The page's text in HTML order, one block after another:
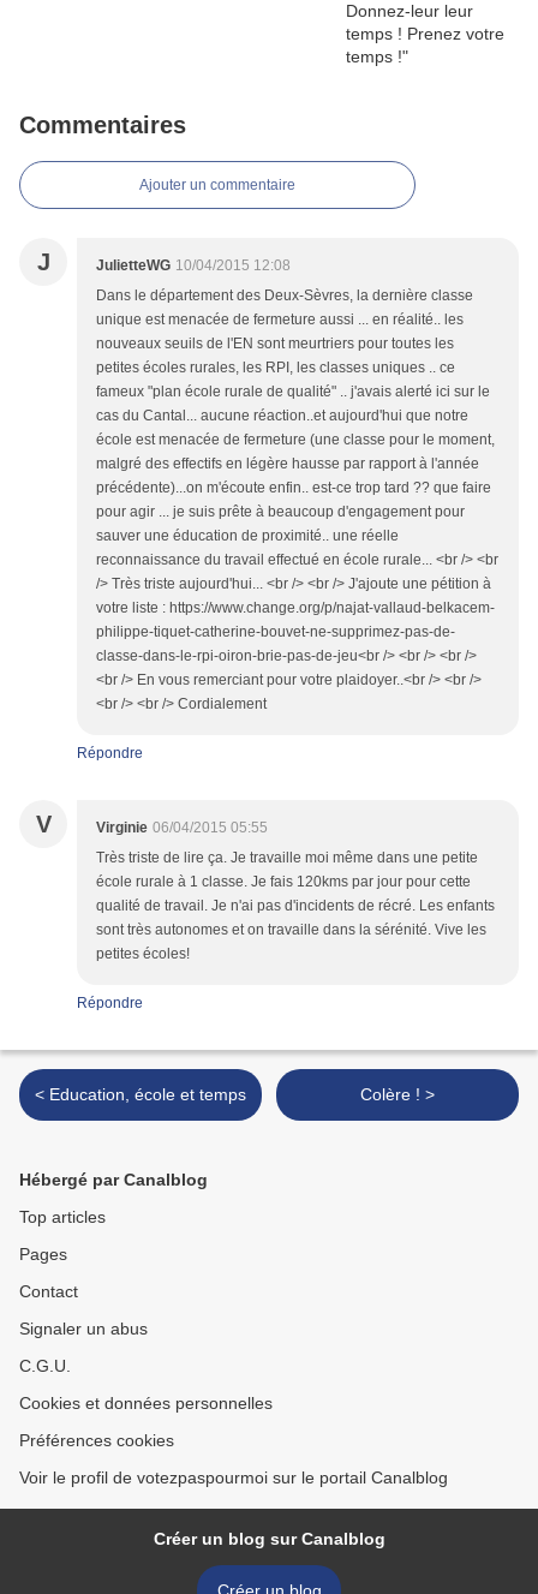
Commentaires
Ajouter un commentaire
J JulietteWG 10/04/2015 12:08
Dans le département des Deux-Sèvres, la dernière classe
unique est menacée de fermeture aussi ... en réalité.. les
nouveaux seuils de l'EN sont meurtriers pour toutes les
petites écoles rurales, les RPI, les classes uniques .. ce
fameux "plan école rurale de qualité" .. j'avais alerté ici sur le
cas du Cantal... aucune réaction..et aujourd'hui que notre
école est menacée de fermeture (une classe pour le moment,
malgré des effectifs en légère hausse par rapport à l'année
précédente)...on m'écoute enfin.. est-ce trop tard ?? que faire
pour agir ... je suis prête à beaucoup d'engagement pour
sauver une éducation de proximité.. une réelle
reconnaissance du travail effectué en école rurale... <br /> <br
/> Très triste aujourd'hui... <br /> <br /> J'ajoute une pétition à
votre liste : https://www.change.org/p/najat-vallaud-belkacem-
philippe-tiquet-catherine-bouvet-ne-supprimez-pas-de-
classe-dans-le-rpi-oiron-brie-pas-de-jeu<br /> <br /> <br />
<br /> En vous remerciant pour votre plaidoyer..<br /> <br />
<br /> <br /> Cordialement
Répondre
V Virginie 06/04/2015 05:55
Très triste de lire ça. Je travaille moi même dans une petite
école rurale à 1 classe. Je fais 120kms par jour pour cette
qualité de travail. Je n'ai pas d'incidents de récré. Les enfants
sont très autonomes et on travaille dans la sérénité. Vive les
petites écoles!
Répondre
< Education, école et temps Colère ! >
Hébergé par Canalblog
Top articles
Pages
Contact
Signaler un abus
C.G.U.
Cookies et données personnelles
Préférences cookies
Voir le profil de votezpaspourmoi sur le portail Canalblog
Créer un blog sur Canalblog